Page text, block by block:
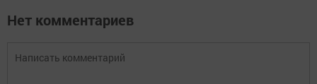
Нет комментариев